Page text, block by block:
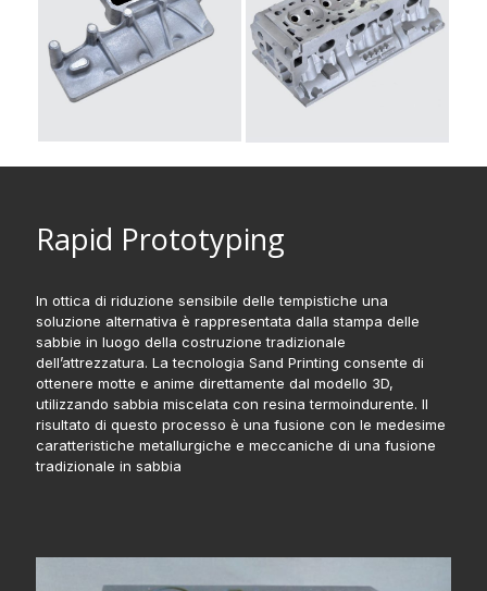
Rapid Prototyping
In ottica di riduzione sensibile delle tempistiche una
soluzione alternativa è rappresentata dalla stampa delle
sabbie in luogo della costruzione tradizionale
dell’attrezzatura. La tecnologia Sand Printing consente di
ottenere motte e anime direttamente dal modello 3D,
utilizzando sabbia miscelata con resina termoindurente. Il
risultato di questo processo è una fusione con le medesime
caratteristiche metallurgiche e meccaniche di una fusione
tradizionale in sabbia